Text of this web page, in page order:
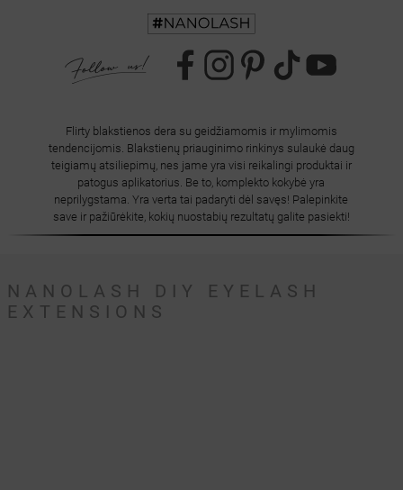
Flirty blakstienos dera su geidžiamomis ir mylimomis
tendencijomis. Blakstienų priauginimo rinkinys sulaukė daug
teigiamų atsiliepimų, nes jame yra visi reikalingi produktai ir
patogus aplikatorius. Be to, komplekto kokybė yra
neprilygstama. Yra verta tai padaryti dėl savęs! Palepinkite
save ir pažiūrėkite, kokių nuostabių rezultatų galite pasiekti!
NANOLASH DIY EYELASH
EXTENSIONS